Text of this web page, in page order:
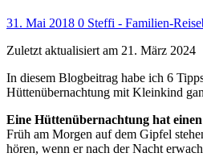
31. Mai 2018 0 Steffi - Familien-
Zuletzt aktualisiert am 21. März 2024
In diesem Blogbeitrag habe ich 6
Hüttenübernachtung mit Kleinkind
Eine Hüttenübernachtung hat
Früh am Morgen auf dem Gipfel
hören, wenn er nach der Nacht